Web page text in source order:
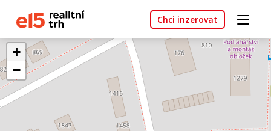
Chci inzerovat
+
−